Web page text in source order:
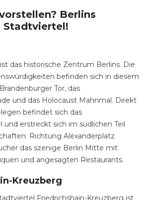
Berlins
Stadtviertel!
das historische Zentrum Berlins. Die
befinden sich in diesem
Tor, das
und das Holocaust Mahnmal. Direkt
befindet sich das
und erstreckt sich im südlichen Teil
Richtung Alexanderplatz
das szenige Berlin Mitte mit
und angesagten Restaurants.
Kreuzberg
Friedrichshain-Kreuzberg ist